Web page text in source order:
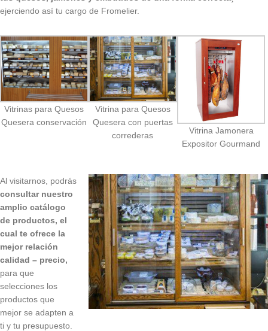
ejerciendo así tu cargo de Fromelier.
Vitrinas para Quesos
Quesera conservación
Vitrina para Quesos
Quesera con puertas
correderas
Vitrina Jamonera
Expositor Gourmand
Al visitarnos, podrás
consultar nuestro
amplio catálogo
de productos, el
cual te ofrece la
mejor relación
calidad – precio,
para que
selecciones los
productos que
mejor se adapten a
ti y tu presupuesto.